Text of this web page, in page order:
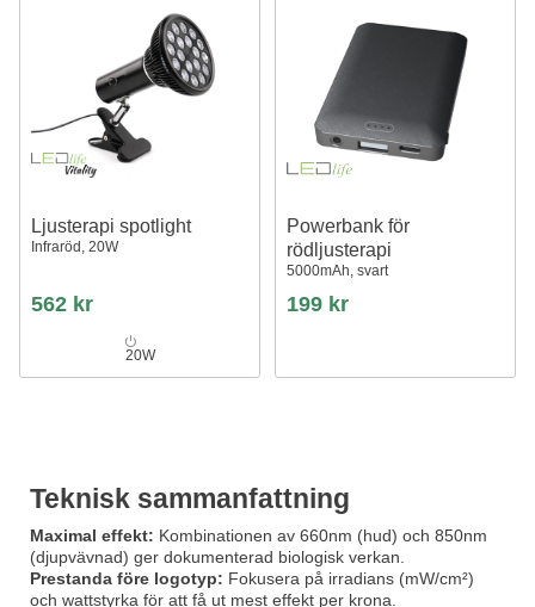
Ljusterapi spotlight
Infraröd, 20W
562 kr
20W
Powerbank för
rödljusterapi
5000mAh, svart
199 kr
Teknisk sammanfattning
Maximal effekt: Kombinationen av 660nm (hud) och 850nm
(djupvävnad) ger dokumenterad biologisk verkan.
Prestanda före logotyp: Fokusera på irradians (mW/cm²)
och wattstyrka för att få ut mest effekt per krona.